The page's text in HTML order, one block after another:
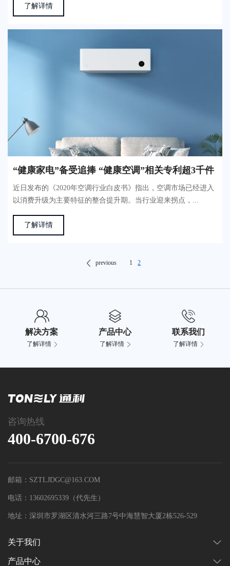
了解详情
“健康家电”备受追捧 “健康空调”相关专利超3千件
近日发布的《2020年空调行业白皮书》指出，空调市场已经进入
以消费升级为主要特征的整合提升期。当行业迎来拐点，...
了解详情
previous 1 2
解决方案
了解详情
产品中心
了解详情
联系我们
了解详情
关于我们
产品中心
咨询热线
400-6700-676
邮箱：SZTLJDGC@163.COM
电话：13602695339（代先生）
地址：深圳市罗湖区清水河三路7号中海慧智大厦2栋526-529